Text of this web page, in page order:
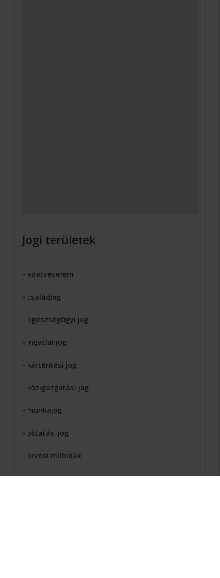
Jogi területek
- adatvédelem
- családjog
- egészségügyi jog
- ingatlanjog
- kártérítési jog
- közigazgatási jog
- munkajog
- oktatási jog
- orvosi mûhibák
- polgári jog